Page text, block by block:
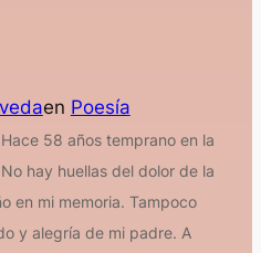
en Poesía
58 años temprano en la
hay huellas del dolor de la
en mi memoria. Tampoco
y alegría de mi padre. A